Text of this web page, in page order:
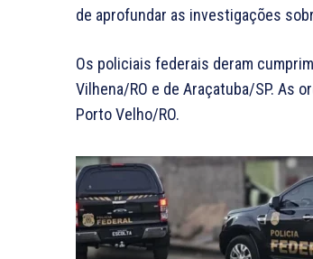
de aprofundar as investigações
Os policiais federais deram
Vilhena/RO e de Araçatuba/SP. As
Porto Velho/RO.